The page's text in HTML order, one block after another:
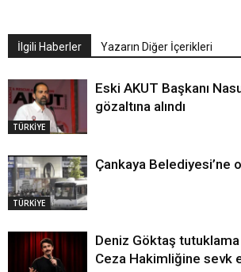
İlgili Haberler Yazarın Diğer İçerikleri
TÜRKİYE
Eski AKUT Başkanı
gözaltına alındı
TÜRKİYE
Çankaya Belediyesi’ne
Deniz Göktaş
Ceza Hakimliğine sevk